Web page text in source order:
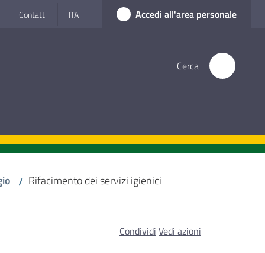
Contatti ITA Accedi all'area personale
Cerca
/ Rifacimento dei servizi igienici
Condividi Vedi azioni